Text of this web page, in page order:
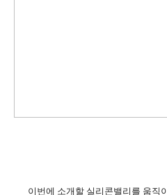
이번에 소개할 실리콘밸리를 움직